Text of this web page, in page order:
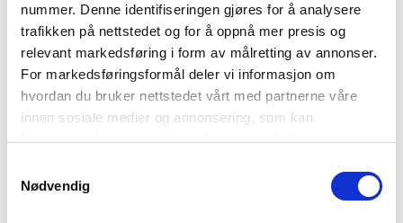
nummer. Denne identifiseringen gjøres for å analysere
trafikken på nettstedet og for å oppnå mer presis og
relevant markedsføring i form av målretting av annonser.
For markedsføringsformål deler vi informasjon om
hvordan du bruker nettstedet vårt med partnerne våre
innen sosiale medier og annonsering, som kan
kombinere den med annen informasjon du har gjort
din bruk av tjenestene deres. Les mer om hvilke
opplysninger vi samler og hva vi ber om samtykke til i
Nødvendig
116 cm
Modellen er 170 cm høy og har på seg størrelse M.
Kvalitet:
85% LENZING™ ECOVERO™
Viskose 15% Nylon
karbonutslipp og vannforbruk
sammenlignet med generisk